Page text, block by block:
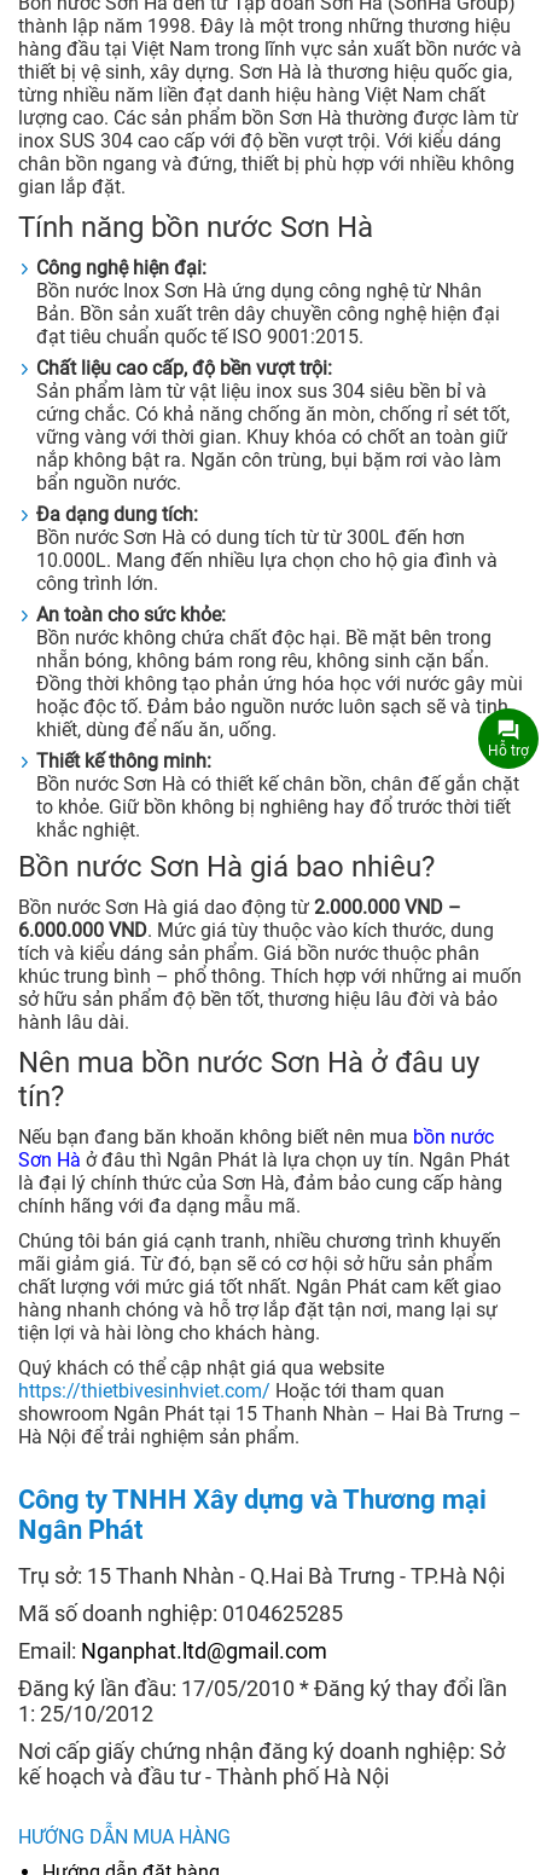
thành lập năm 1998. Đây là một trong những thương hiệu
hàng đầu tại Việt Nam trong lĩnh vực sản xuất bồn nước và
thiết bị vệ sinh, xây dựng. Sơn Hà là thương hiệu quốc gia,
từng nhiều năm liền đạt danh hiệu hàng Việt Nam chất
lượng cao. Các sản phẩm bồn Sơn Hà thường được làm từ
inox SUS 304 cao cấp với độ bền vượt trội. Với kiểu dáng
chân bồn ngang và đứng, thiết bị phù hợp với nhiều không
gian lắp đặt.
Tính năng bồn nước Sơn Hà
Công nghệ hiện đại:
Bồn nước Inox Sơn Hà ứng dụng công nghệ từ Nhân
Bản. Bồn sản xuất trên dây chuyền công nghệ hiện đại
đạt tiêu chuẩn quốc tế ISO 9001:2015.
Chất liệu cao cấp, độ bền vượt trội:
Sản phẩm làm từ vật liệu inox sus 304 siêu bền bỉ và
cứng chắc. Có khả năng chống ăn mòn, chống rỉ sét tốt,
vững vàng với thời gian. Khuy khóa có chốt an toàn giữ
nắp không bật ra. Ngăn côn trùng, bụi bặm rơi vào làm
bẩn nguồn nước.
Đa dạng dung tích:
Bồn nước Sơn Hà có dung tích từ từ 300L đến hơn
10.000L. Mang đến nhiều lựa chọn cho hộ gia đình và
công trình lớn.
An toàn cho sức khỏe:
Bồn nước không chứa chất độc hại. Bề mặt bên trong
nhẵn bóng, không bám rong rêu, không sinh cặn bẩn.
Đồng thời không tạo phản ứng hóa học với nước gây mùi
hoặc độc tố. Đảm bảo nguồn nước luôn sạch sẽ và tinh
khiết, dùng để nấu ăn, uống.
Thiết kế thông minh:
Bồn nước Sơn Hà có thiết kế chân bồn, chân đế gắn chặt
to khỏe. Giữ bồn không bị nghiêng hay đổ trước thời tiết
khắc nghiệt.
Bồn nước Sơn Hà giá bao nhiêu?
Bồn nước Sơn Hà giá dao động từ 2.000.000 VND –
6.000.000 VND. Mức giá tùy thuộc vào kích thước, dung
tích và kiểu dáng sản phẩm. Giá bồn nước thuộc phân
khúc trung bình – phổ thông. Thích hợp với những ai muốn
sở hữu sản phẩm độ bền tốt, thương hiệu lâu đời và bảo
hành lâu dài.
Nên mua bồn nước Sơn Hà ở đâu uy
tín?
Nếu bạn đang băn khoăn không biết nên mua bồn nước
Sơn Hà ở đâu thì Ngân Phát là lựa chọn uy tín. Ngân Phát
là đại lý chính thức của Sơn Hà, đảm bảo cung cấp hàng
chính hãng với đa dạng mẫu mã.
Chúng tôi bán giá cạnh tranh, nhiều chương trình khuyến
mãi giảm giá. Từ đó, bạn sẽ có cơ hội sở hữu sản phẩm
chất lượng với mức giá tốt nhất. Ngân Phát cam kết giao
hàng nhanh chóng và hỗ trợ lắp đặt tận nơi, mang lại sự
tiện lợi và hài lòng cho khách hàng.
Quý khách có thể cập nhật giá qua website
https://thietbivesinhviet.com/ Hoặc tới tham quan
showroom Ngân Phát tại 15 Thanh Nhàn – Hai Bà Trưng –
Hà Nội để trải nghiệm sản phẩm.
Công ty TNHH Xây dựng và Thương mại
Ngân Phát
Trụ sở: 15 Thanh Nhàn - Q.Hai Bà Trưng - TP.Hà Nội
Mã số doanh nghiệp: 0104625285
Email: Nganphat.ltd@gmail.com
Đăng ký lần đầu: 17/05/2010 * Đăng ký thay đổi lần
1: 25/10/2012
Nơi cấp giấy chứng nhận đăng ký doanh nghiệp: Sở
kế hoạch và đầu tư - Thành phố Hà Nội
HƯỚNG DẪN MUA HÀNG
Hỗ trợ